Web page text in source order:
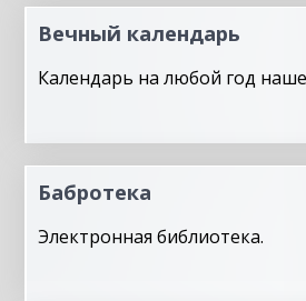
Вечный календарь
Календарь на любой год
Бабротека
Электронная библиотека.